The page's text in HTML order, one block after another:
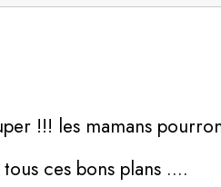
!!! les mamans
ces bons plans ….